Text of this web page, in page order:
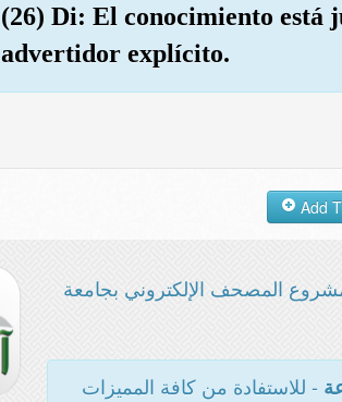
(26) Di: El conocimiento está
advertidor explícito.
المصحف الإلكتروني بجامعة
- للاستفادة من كافة المميزات